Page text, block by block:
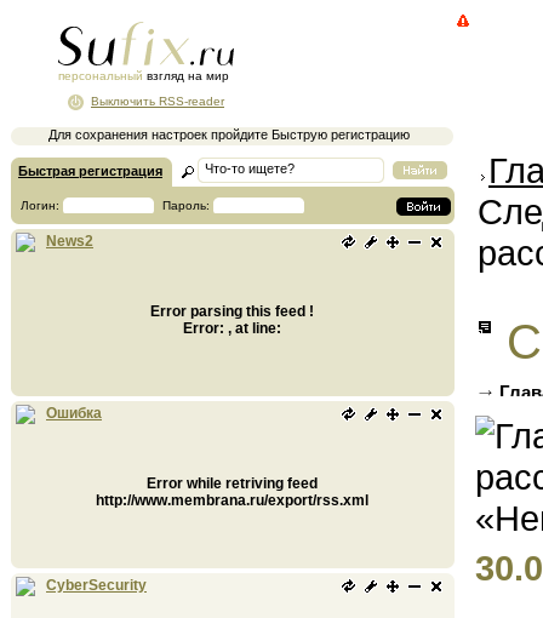
персональный взгляд на мир
Для сохранения настроек пройдите Быструю регистрацию
Выключить RSS-reader
Быстрая регистрация
Логин: Пароль:
News2
Error parsing this feed !
Error: , at line:
Ошибка
Error while retriving feed
http://www.membrana.ru/export/rss.xml
CyberSecurity